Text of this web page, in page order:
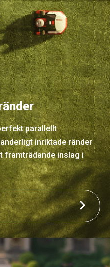
parallellt
inriktade ränder
framträdande inslag i